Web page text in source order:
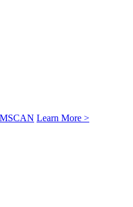
Learn More >